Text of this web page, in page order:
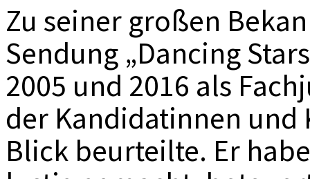
Zu seiner großen
Sendung „Dancing
2005 und 2016 als
der Kandidatinnen
Blick beurteilte. Er